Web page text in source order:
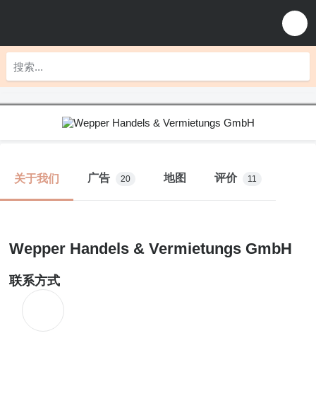
关于我们 广告 20 地图 评价 11
Wepper Handels & Vermietungs GmbH
联系方式